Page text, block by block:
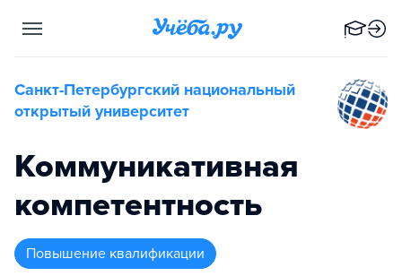
Санкт-Петербургский национальный
открытый университет
Коммуникативная
компетентность
повышение квалификации